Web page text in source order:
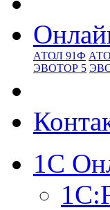
АТОЛ 91Ф
ЭВОТОР 5
1С